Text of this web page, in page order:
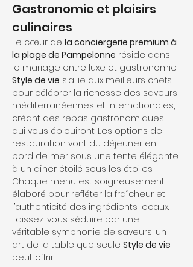
Gastronomie et plaisirs
culinaires
Le cœur de la conciergerie premium à
la plage de Pampelonne réside dans
le mariage entre luxe et gastronomie.
Style de vie s’allie aux meilleurs chefs
pour célébrer la richesse des saveurs
méditerranéennes et internationales,
créant des repas gastronomiques
qui vous éblouiront. Les options de
restauration vont du déjeuner en
bord de mer sous une tente élégante
à un dîner étoilé sous les étoiles.
Chaque menu est soigneusement
élaboré pour refléter la fraîcheur et
l’authenticité des ingrédients locaux.
Laissez-vous séduire par une
véritable symphonie de saveurs, un
art de la table que seule Style de vie
peut offrir.